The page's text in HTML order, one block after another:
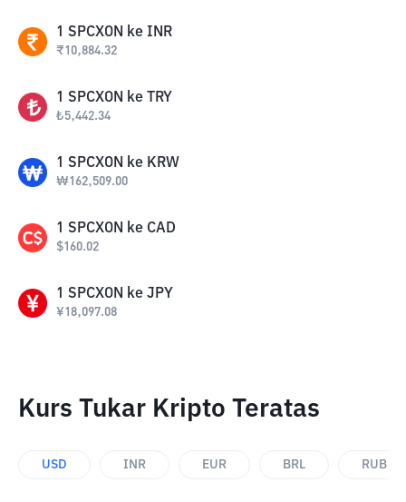
1 SPCXON ke INR
₹10,884.32
1 SPCXON ke TRY
₺5,442.34
1 SPCXON ke KRW
₩162,509.00
1 SPCXON ke CAD
$160.02
1 SPCXON ke JPY
¥18,097.08
Kurs Tukar Kripto Teratas
USD INR EUR BRL RUB